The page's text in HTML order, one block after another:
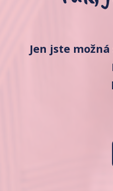
Jen jste